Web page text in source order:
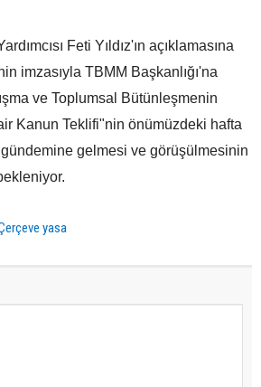
Feti Yıldız'ın açıklamasına
imzasıyla TBMM Başkanlığı'na
ve Toplumsal Bütünleşmenin
Kanun Teklifi"nin önümüzdeki hafta
gelmesi ve görüşülmesinin
yasa